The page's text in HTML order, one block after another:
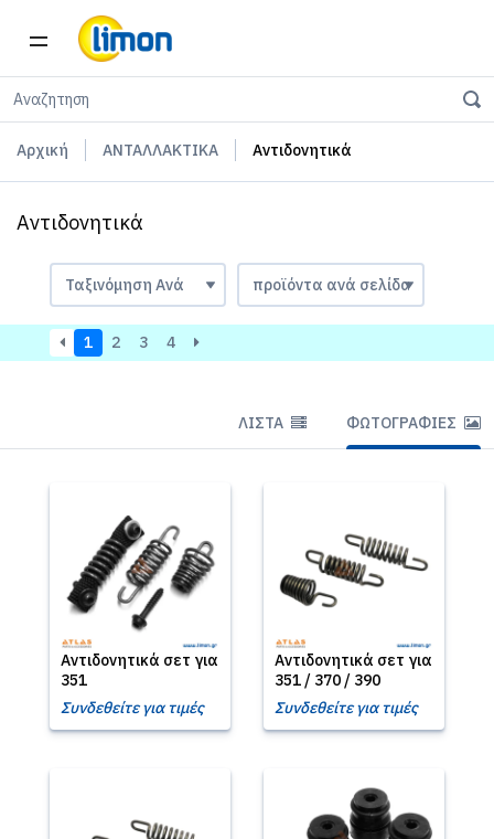
Αρχική ΑΝΤΑΛΛΑΚΤΙΚΑ Αντιδονητικά
Αντιδονητικά
1 2 3 4
ΛΊΣΤΑ ΦΩΤΟΓΡΑΦΊΕΣ
Αντιδονητικά σετ για
351
Συνδεθείτε για τιμές
Αντιδονητικά σετ για
351 / 370 / 390
Συνδεθείτε για τιμές